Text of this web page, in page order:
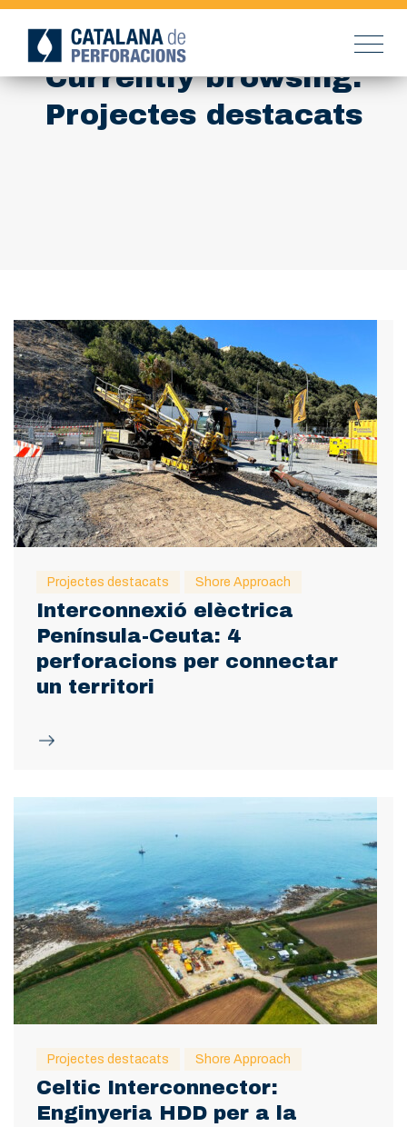
Currently browsing:
Projectes destacats
Projectes destacats Shore Approach
Interconnexió elèctrica
Península-Ceuta: 4
perforacions per connectar
un territori
Projectes destacats Shore Approach
Celtic Interconnector:
Enginyeria HDD per a la